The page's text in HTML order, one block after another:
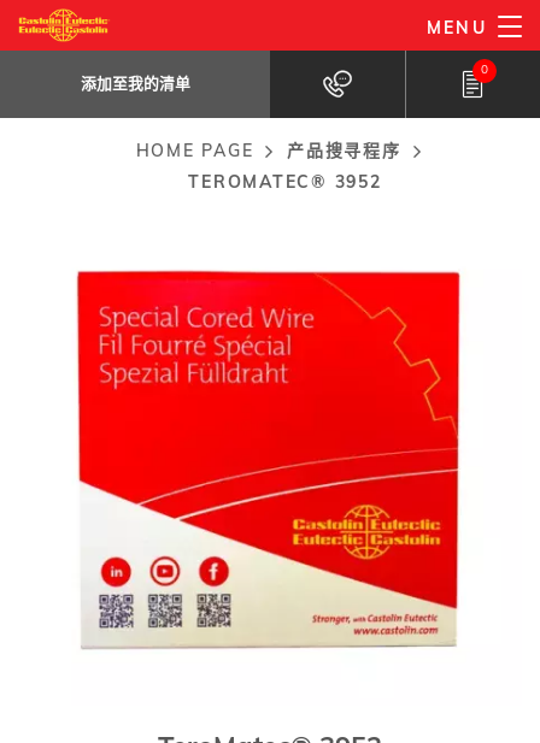
Skip
to
content
MENU
添加至我的清单
0
TeroMatec® 3952
添加至我的
Breadcrumb
HOME PAGE
产品搜寻程序
TEROMATEC® 3952